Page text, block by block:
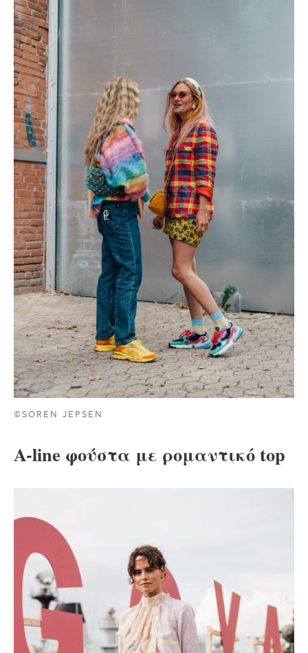
©SOREN JEPSEN
A-line φούστα με ρομαντικό top